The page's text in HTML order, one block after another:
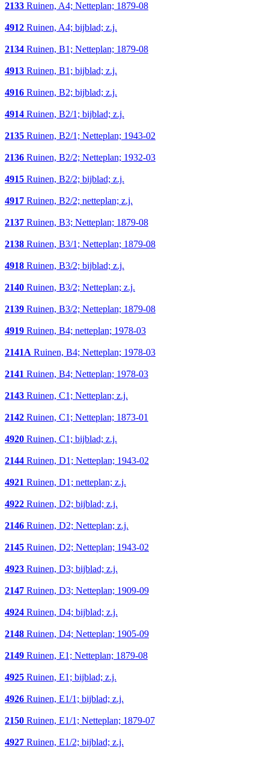
2133 Ruinen, A4; Netteplan; 1879-08
4912 Ruinen, A4; bijblad; z.j.
2134 Ruinen, B1; Netteplan; 1879-08
4913 Ruinen, B1; bijblad; z.j.
4916 Ruinen, B2; bijblad; z.j.
4914 Ruinen, B2/1; bijblad; z.j.
2135 Ruinen, B2/1; Netteplan; 1943-02
2136 Ruinen, B2/2; Netteplan; 1932-03
4915 Ruinen, B2/2; bijblad; z.j.
4917 Ruinen, B2/2; netteplan; z.j.
2137 Ruinen, B3; Netteplan; 1879-08
2138 Ruinen, B3/1; Netteplan; 1879-08
4918 Ruinen, B3/2; bijblad; z.j.
2140 Ruinen, B3/2; Netteplan; z.j.
2139 Ruinen, B3/2; Netteplan; 1879-08
4919 Ruinen, B4; netteplan; 1978-03
2141A Ruinen, B4; Netteplan; 1978-03
2141 Ruinen, B4; Netteplan; 1978-03
2143 Ruinen, C1; Netteplan; z.j.
2142 Ruinen, C1; Netteplan; 1873-01
4920 Ruinen, C1; bijblad; z.j.
2144 Ruinen, D1; Netteplan; 1943-02
4921 Ruinen, D1; netteplan; z.j.
4922 Ruinen, D2; bijblad; z.j.
2146 Ruinen, D2; Netteplan; z.j.
2145 Ruinen, D2; Netteplan; 1943-02
4923 Ruinen, D3; bijblad; z.j.
2147 Ruinen, D3; Netteplan; 1909-09
4924 Ruinen, D4; bijblad; z.j.
2148 Ruinen, D4; Netteplan; 1905-09
2149 Ruinen, E1; Netteplan; 1879-08
4925 Ruinen, E1; bijblad; z.j.
4926 Ruinen, E1/1; bijblad; z.j.
2150 Ruinen, E1/1; Netteplan; 1879-07
4927 Ruinen, E1/2; bijblad; z.j.